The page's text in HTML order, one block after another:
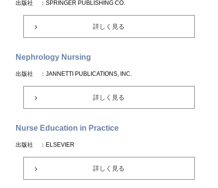
出版社 ：SPRINGER PUBLISHING CO.
詳しく見る
Nephrology Nursing
出版社 ：JANNETTI PUBLICATIONS, INC.
詳しく見る
Nurse Education in Practice
出版社 ：ELSEVIER
詳しく見る